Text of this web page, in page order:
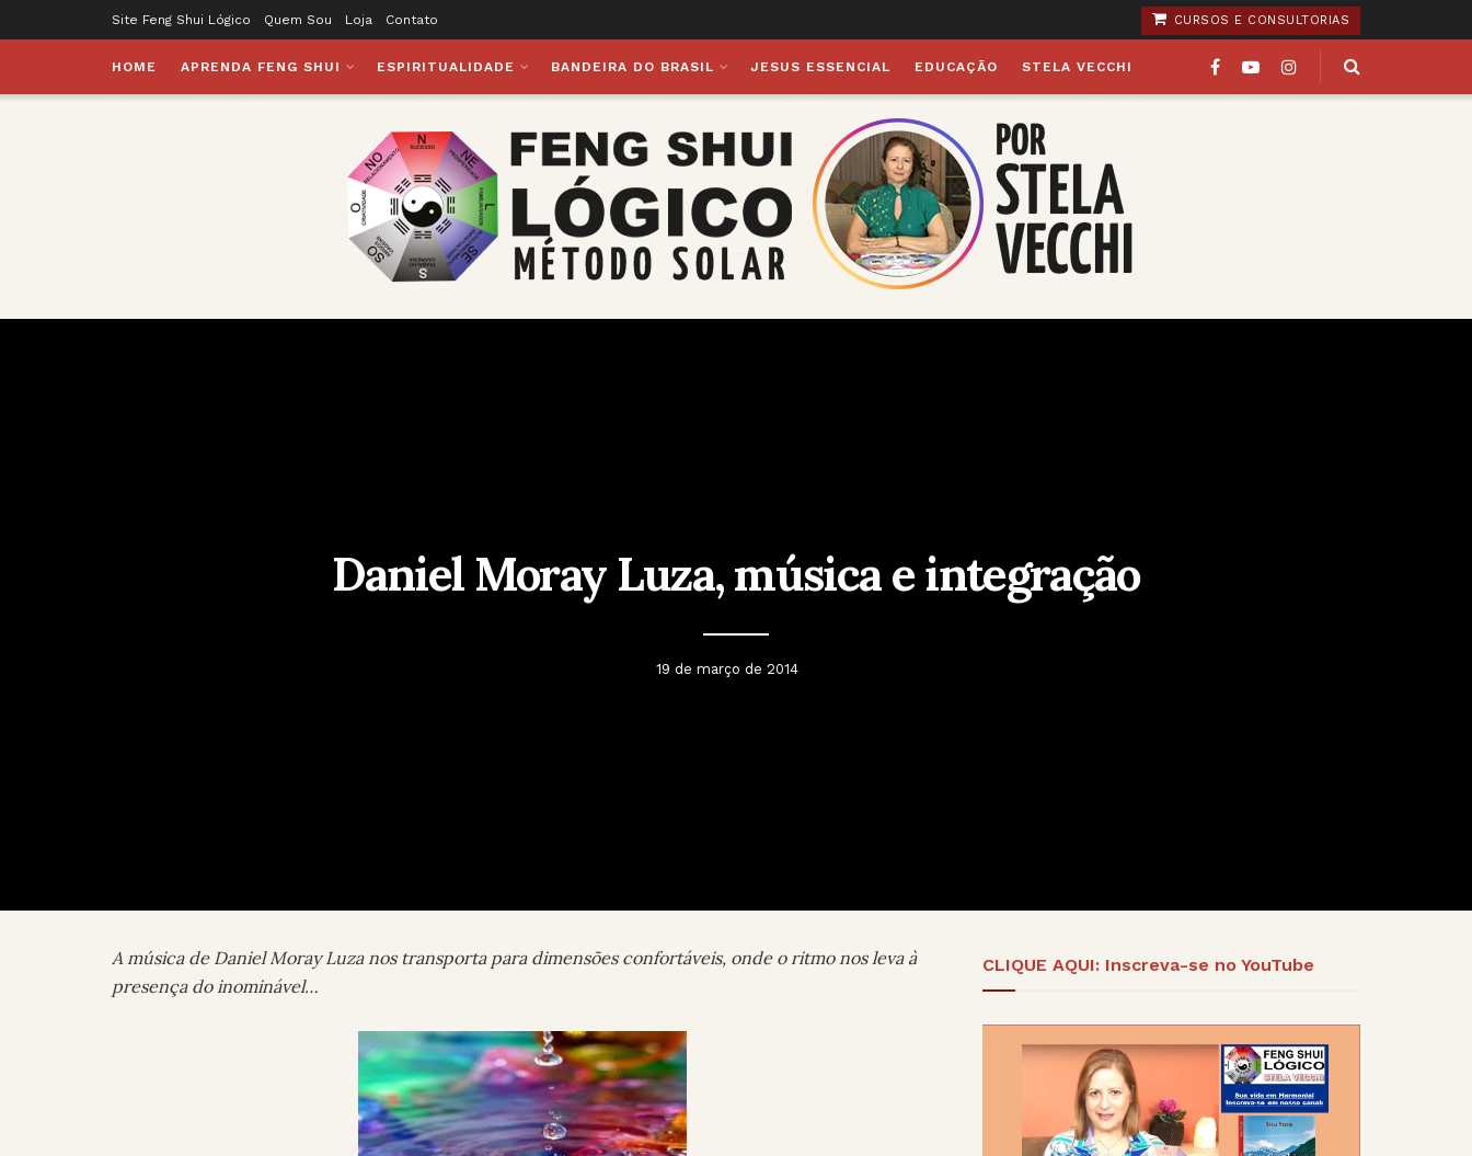
Site Feng Shui Lógico Quem Sou Loja Contato CURSOS E CONSULTORIAS
HOME APRENDA FENG SHUI ESPIRITUALIDADE BANDEIRA DO BRASIL JESUS ESSENCIAL EDUCAÇÃO STELA VECCHI
Daniel Moray Luza, música e integração
19 de março de 2014
A música de Daniel Moray Luza nos transporta para dimensões confortáveis, onde o ritmo nos leva à
presença do inominável…
CLIQUE AQUI: Inscreva-se no YouTube